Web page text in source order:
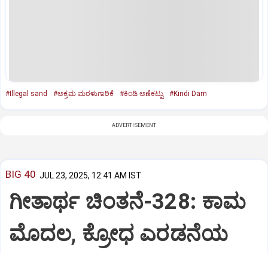
#Illegal sand #ಅಕ್ರಮ ಮರಳುಗಾರಿಕೆ #ಕಿಂಡಿ ಅಣೆಕಟ್ಟು #Kindi Dam
ADVERTISEMENT
BIG 40 JUL 23, 2025, 12:41 AM IST
ಗೀತಾರ್ಥ ಚಿಂತನೆ-328: ಕಾಮ
ಮೊದಲ, ಕ್ರೋಧ ಎರಡನೆಯ